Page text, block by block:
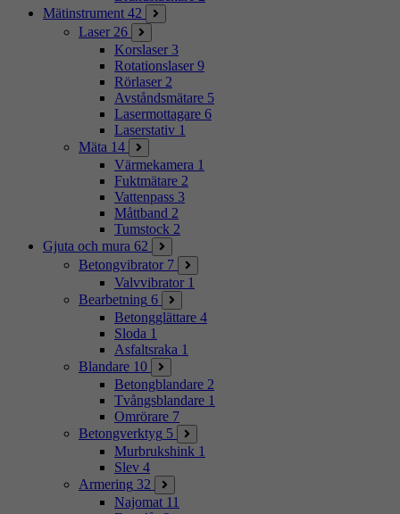
Mätinstrument 42
Laser 26
Korslaser 3
Rotationslaser 9
Rörlaser 2
Avståndsmätare 5
Lasermottagare 6
Laserstativ 1
Mäta 14
Värmekamera 1
Fuktmätare 2
Vattenpass 3
Måttband 2
Tumstock 2
Gjuta och mura 62
Betongvibrator 7
Valvvibrator 1
Bearbetning 6
Betongglättare 4
Sloda 1
Asfaltsraka 1
Blandare 10
Betongblandare 2
Tvångsblandare 1
Omrörare 7
Betongverktyg 5
Murbrukshink 1
Slev 4
Armering 32
Najomat 11